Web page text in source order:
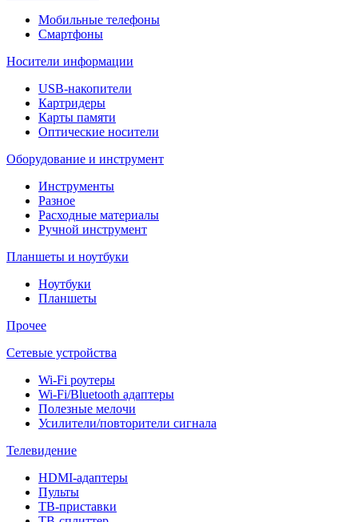
Мобильные телефоны
Смартфоны
Носители информации
USB-накопители
Картридеры
Карты памяти
Оптические носители
Оборудование и инструмент
Инструменты
Разное
Расходные материалы
Ручной инструмент
Планшеты и ноутбуки
Ноутбуки
Планшеты
Прочее
Сетевые устройства
Wi-Fi роутеры
Wi-Fi/Bluetooth адаптеры
Полезные мелочи
Усилители/повторители сигнала
Телевидение
HDMI-адаптеры
Пульты
ТВ-приставки